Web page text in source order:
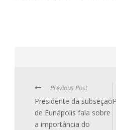
Previous Post
Presidente da subseção
de Eunápolis fala sobre
a importância do